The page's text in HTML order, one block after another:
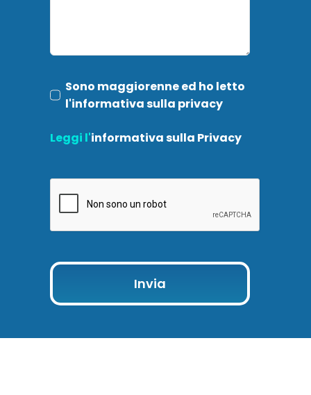
Sono maggiorenne ed ho letto
l'informativa sulla privacy
Leggi l'informativa sulla Privacy
Invia